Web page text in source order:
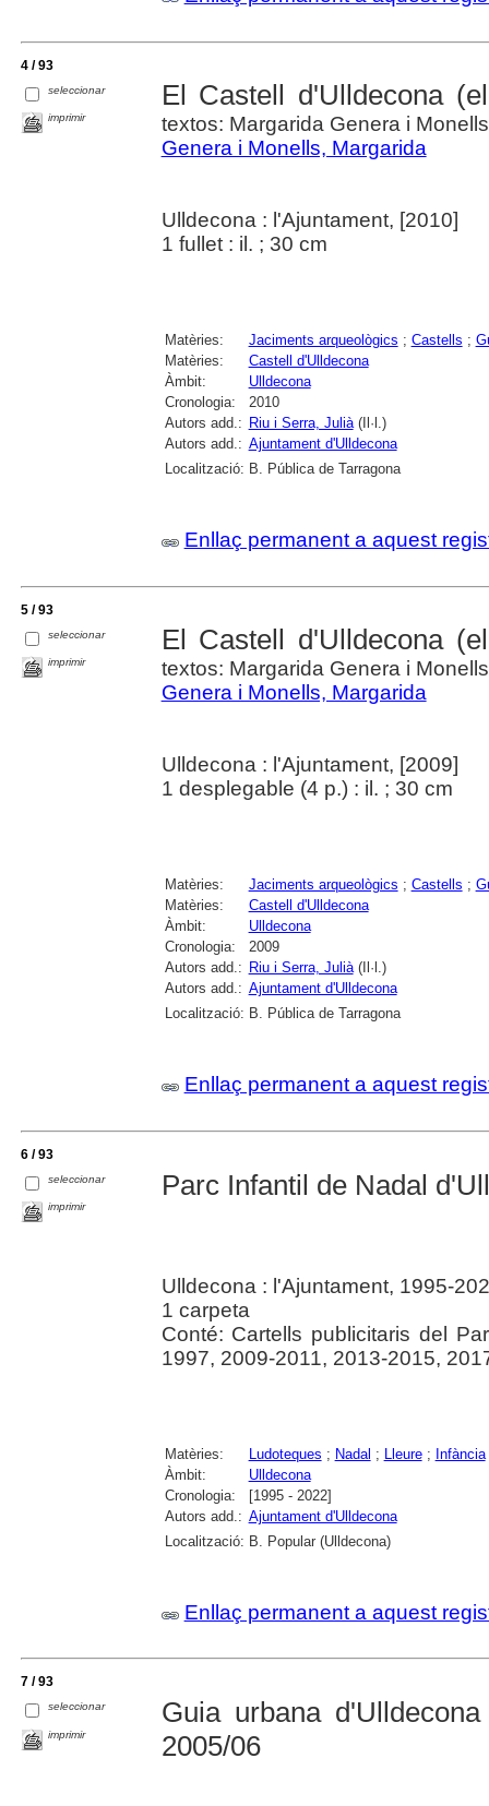
4 / 93
seleccionar
imprimir
El Castell d'Ulldecona
textos: Margarida Genera i
Genera i Monells, Margarida
Ulldecona : l'Ajuntament, [2010]
1 fullet : il. ; 30 cm
Matèries: Jaciments arqueològics ; Castells ;
Matèries:
Castell d'Ulldecona
Àmbit:
Ulldecona
Cronologia:
2010
Autors add.: Riu i Serra, Julià(Il·l.)
Autors add.: Ajuntament d'Ulldecona
Localització: B. Pública de Tarragona
Enllaç permanent a aquest
5 / 93
seleccionar
imprimir
El Castell d'Ulldecona
textos: Margarida Genera i
Genera i Monells, Margarida
Ulldecona : l'Ajuntament, [2009]
1 desplegable (4 p.) : il. ; 30 cm
Matèries: Jaciments arqueològics ; Castells ;
Matèries:
Castell d'Ulldecona
Àmbit:
Ulldecona
Cronologia:
2009
Autors add.: Riu i Serra, Julià(Il·l.)
Autors add.: Ajuntament d'Ulldecona
Localització: B. Pública de Tarragona
Enllaç permanent a aquest
6 / 93
seleccionar
imprimir
Parc Infantil de Nadal
Ulldecona : l'Ajuntament, 1995-
1 carpeta
Conté: Cartells publicitaris del
1997, 2009-2011, 2013-2015,
Matèries: Ludoteques ; Nadal ; Lleure; Infància
Àmbit:
Ulldecona
Cronologia:
[1995 - 2022]
Autors add.: Ajuntament d'Ulldecona
Localització: B. Popular (Ulldecona)
Enllaç permanent a aquest
7 / 93
seleccionar
imprimir
Guia urbana
2005/06